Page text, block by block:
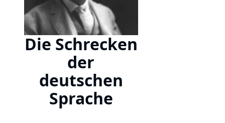
Die Schrecken
der
deutschen
Sprache